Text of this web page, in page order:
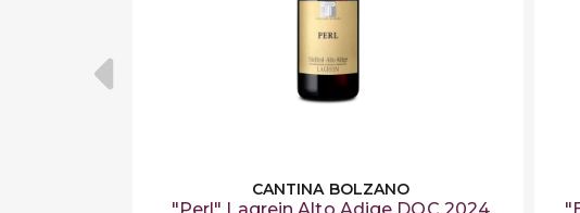
CANTINA BOLZANO
"Perl" Lagrein Alto Adige DOC 2024